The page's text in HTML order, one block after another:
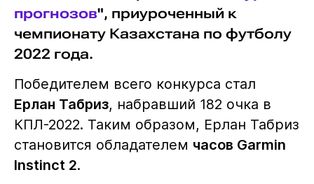
прогнозов", приуроченный к
чемпионату Казахстана по футболу
2022 года.
Победителем всего конкурса стал
Ерлан Табриз, набравший 182 очка в
КПЛ-2022. Таким образом, Ерлан Табриз
становится обладателем часов Garmin
Instinct 2.